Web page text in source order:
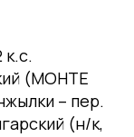
к.с.
(МОНТЕ
– пер.
(н/к,